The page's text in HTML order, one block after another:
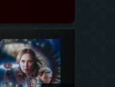
Details,Play